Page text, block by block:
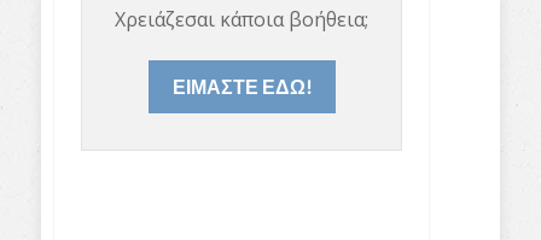
Χρειάζεσαι κάποια βοήθεια;
ΕΙΜΑΣΤΕ ΕΔΩ!